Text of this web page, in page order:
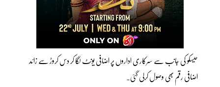
حیسکو کی جانب سے سرکاری اداروں پر اضافی یونٹ لگا کر دس کروڑ سے زائد
اضافی رقم بھی وصول کرلی گئی۔